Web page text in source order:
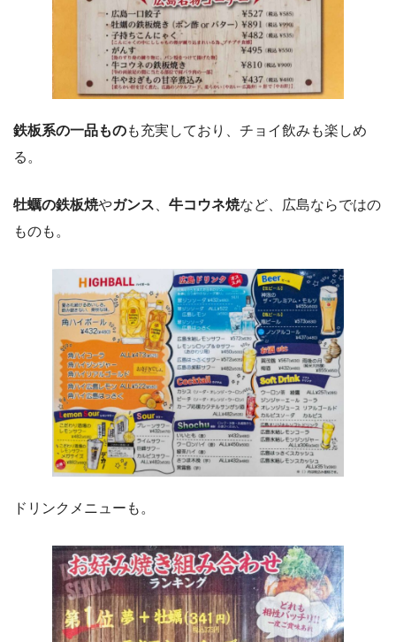
鉄板系の一品ものも充実しており、チョイ飲みも楽しめ
る。
牡蠣の鉄板焼やガンス 牛コウネ焼など、広島ならではの
ものも。
ドリンクメニューも。